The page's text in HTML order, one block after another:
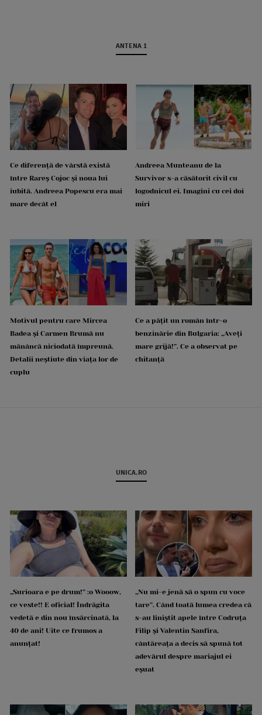
ANTENA 1
Ce diferență de vârstă există
între Rareș Cojoc și noua lui
iubită. Andreea Popescu era mai
mare decât el
Andreea Munteanu de la
Survivor s-a căsătorit civil cu
logodnicul ei. Imagini cu cei doi
miri
Motivul pentru care Mircea
Badea și Carmen Brumă nu
mănâncă niciodată împreună.
Detalii neștiute din viața lor de
cuplu
Ce a pățit un român într-o
benzinărie din Bulgaria: „Aveți
mare grijă!”. Ce a observat pe
chitanță
UNICA.RO
„Surioara e pe drum!” :o Wooow,
ce veste!! E oficial! Îndrăgita
vedetă e din nou însărcinată, la
40 de ani! Uite ce frumos a
anunțat!
„Nu mi-e jenă să o spun cu voce
tare”. Când toată lumea credea că
s-au liniștit apele între Codruța
Filip și Valentin Sanfira,
cântăreața a decis să spună tot
adevărul despre mariajul ei
eșuat